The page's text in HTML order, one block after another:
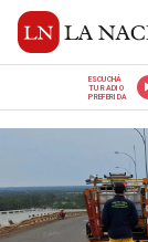
ESCUCHÁ
TU RADIO
PREFERIDA